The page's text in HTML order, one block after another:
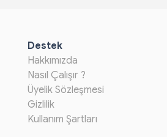
Destek
Hakkımızda
Nasıl Çalışır ?
Üyelik Sözleşmesi
Gizlilik
Kullanım Şartları